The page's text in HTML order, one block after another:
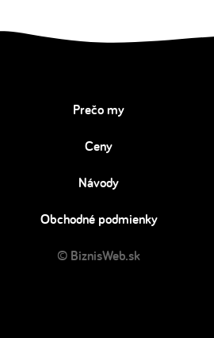
Prečo my
Ceny
Návody
Obchodné podmienky
© BiznisWeb.sk